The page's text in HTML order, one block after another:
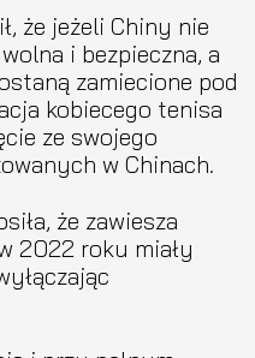
że jeżeli Chiny nie
i bezpieczna, a
zamiecione pod
kobiecego tenisa
ze swojego
w Chinach.
że zawiesza
2022 roku miały